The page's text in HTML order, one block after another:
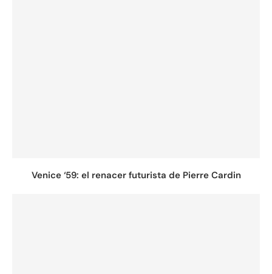
Venice ‘59: el renacer futurista de Pierre Cardin